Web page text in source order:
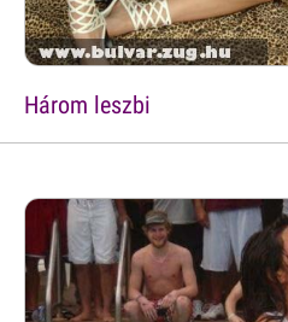
Három leszbi